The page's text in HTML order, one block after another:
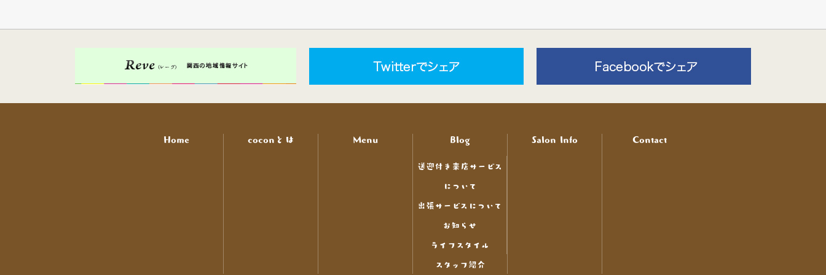
Home coconとは Menu Blog
送迎付き来店サービス
について
出張サービスについて
お知らせ
ライフスタイル
スタッフ紹介
Salon Info Contact